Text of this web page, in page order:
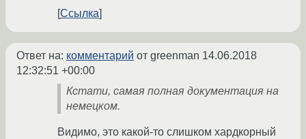
Ссылка
Ответ на: комментарий от greenman 14.06.2018
12:32:51 +00:00
Кстати, самая полная документация на
немецком.
Видимо, это какой-то слишком хардкорный